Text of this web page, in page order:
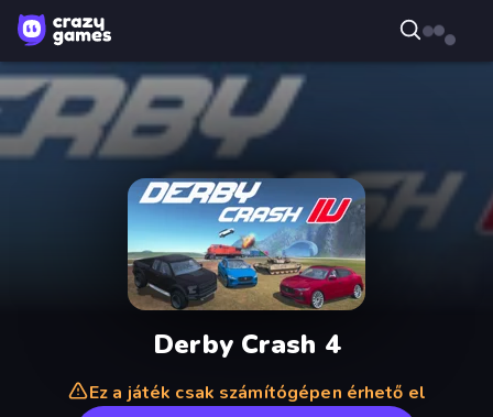
Derby Crash 4
Ez a játék csak számítógépen érhető el